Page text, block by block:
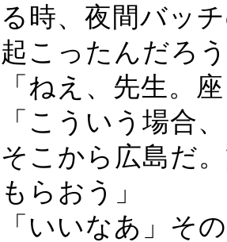
る時、夜間バッ
起こ っ たんだろ
「ねえ、先生。
「こういう場合
そこから広島だ
もらおう」
「いいなあ」そ